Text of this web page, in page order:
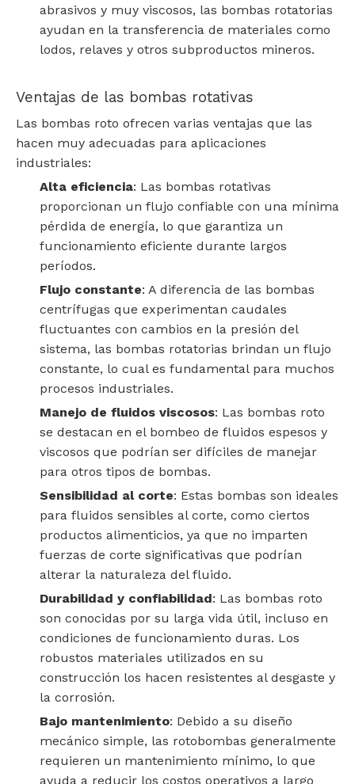
abrasivos y muy viscosos, las bombas rotatorias
ayudan en la transferencia de materiales como
lodos, relaves y otros subproductos mineros.
Ventajas de las bombas rotativas
Las bombas roto ofrecen varias ventajas que las
hacen muy adecuadas para aplicaciones
industriales:
Alta eficiencia: Las bombas rotativas
proporcionan un flujo confiable con una mínima
pérdida de energía, lo que garantiza un
funcionamiento eficiente durante largos
períodos.
Flujo constante: A diferencia de las bombas
centrífugas que experimentan caudales
fluctuantes con cambios en la presión del
sistema, las bombas rotatorias brindan un flujo
constante, lo cual es fundamental para muchos
procesos industriales.
Manejo de fluidos viscosos: Las bombas roto
se destacan en el bombeo de fluidos espesos y
viscosos que podrían ser difíciles de manejar
para otros tipos de bombas.
Sensibilidad al corte: Estas bombas son ideales
para fluidos sensibles al corte, como ciertos
productos alimenticios, ya que no imparten
fuerzas de corte significativas que podrían
alterar la naturaleza del fluido.
Durabilidad y confiabilidad: Las bombas roto
son conocidas por su larga vida útil, incluso en
condiciones de funcionamiento duras. Los
robustos materiales utilizados en su
construcción los hacen resistentes al desgaste y
la corrosión.
Bajo mantenimiento: Debido a su diseño
mecánico simple, las rotobombas generalmente
requieren un mantenimiento mínimo, lo que
ayuda a reducir los costos operativos a largo